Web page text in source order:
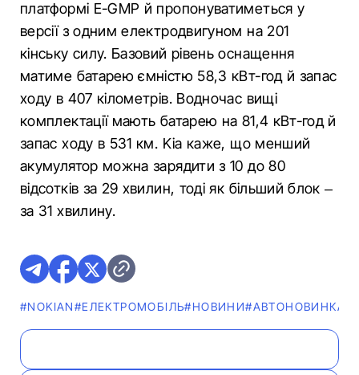
платформі E-GMP й пропонуватиметься у
версії з одним електродвигуном на 201
кінську силу. Базовий рівень оснащення
матиме батарею ємністю 58,3 кВт-год й запас
ходу в 407 кілометрів. Водночас вищі
комплектації мають батарею на 81,4 кВт-год й
запас ходу в 531 км. Kia каже, що менший
акумулятор можна зарядити з 10 до 80
відсотків за 29 хвилин, тоді як більший блок –
за 31 хвилину.
#NOKIAN#ЕЛЕКТРОМОБІЛЬ#НОВИНИ#АВТОНОВИНКА